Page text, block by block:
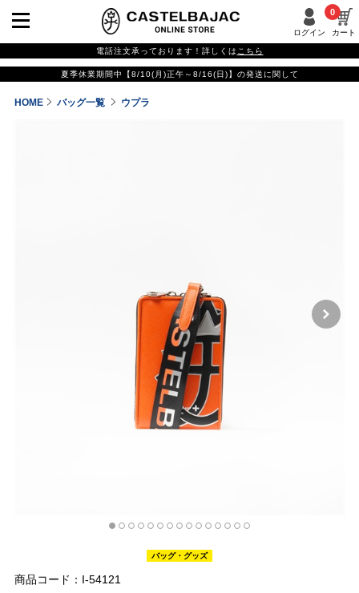
ログイン カート
0
電話注文承っております！詳しくは こちら
夏季休業期間中【8/10(月)正午～8/16(日)】の発送に関して
HOME バッグ一覧 ウプラ
バッグ・グッズ
商品コード：I-54121